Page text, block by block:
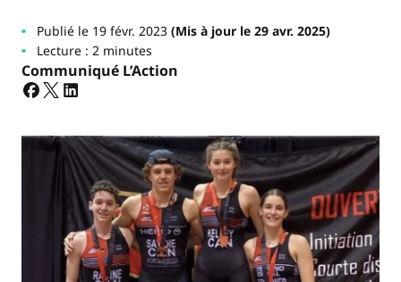
Publié le 19 févr. 2023(Mis à jour le 29 avr. 2025)
Lecture : 2 minutes
Communiqué L’Action